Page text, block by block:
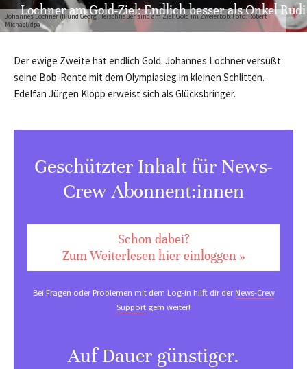
Johannes Lochner (l) und Georg Fleischhauer sind am Ziel: Gold im Zweierbob. Foto: Robert
Michael/dpa
Lochner am Gold-Ziel: Endlich besser als Onkel Rudi
Der ewige Zweite hat endlich Gold. Johannes Lochner versüßt
seine Bob-Rente mit dem Olympiasieg im kleinen Schlitten.
Edelfan Jürgen Klopp erweist sich als Glücksbringer.
Geschützter Inhalt für News-
Crew Abonnent:innen
Schon dabei?
Zum Weiterlesen hier einloggen »
Bei Fragen oder Problemen mit dem Log-in hilft dir derNews-Crew
Support gern weiter!
Auf Dauer günstiger.